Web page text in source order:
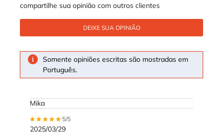
compartilhe sua opinião com outros clientes
DEIXE SUA OPINIÃO
Somente opiniões escritas são mostradas em
Português.
Mika
5 out of 5 stars.
5/5
2025/03/29